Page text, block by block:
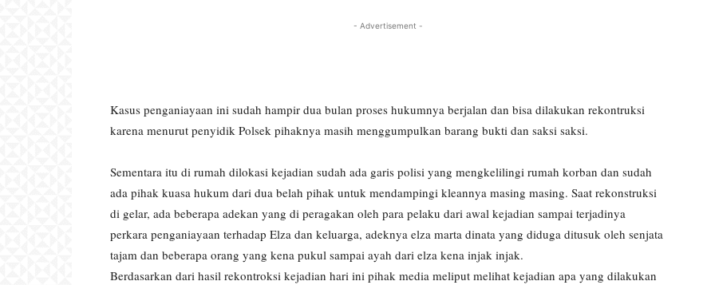
- Advertisement -
Kasus penganiayaan ini sudah hampir dua bulan proses hukumnya berjalan dan bisa dilakukan rekontruksi
karena menurut penyidik Polsek pihaknya masih menggumpulkan barang bukti dan saksi saksi.
Sementara itu di rumah dilokasi kejadian sudah ada garis polisi yang mengkelilingi rumah korban dan sudah
ada pihak kuasa hukum dari dua belah pihak untuk mendampingi kleannya masing masing. Saat rekonstruksi
di gelar, ada beberapa adekan yang di peragakan oleh para pelaku dari awal kejadian sampai terjadinya
perkara penganiayaan terhadap Elza dan keluarga, adeknya elza marta dinata yang diduga ditusuk oleh senjata
tajam dan beberapa orang yang kena pukul sampai ayah dari elza kena injak injak.
Berdasarkan dari hasil rekontroksi kejadian hari ini pihak media meliput melihat kejadian apa yang dilakukan